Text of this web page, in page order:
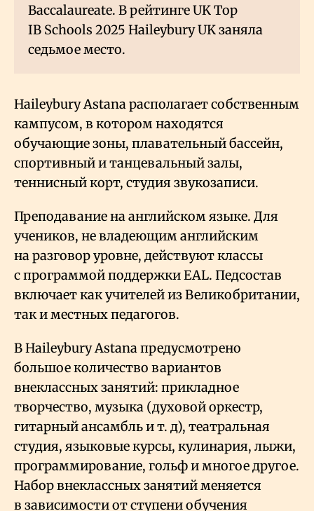
Baccalaureate. В рейтинге UK Top
IB Schools 2025 Haileybury UK заняла
седьмое место.
Haileybury Astana располагает собственным
кампусом, в котором находятся
обучающие зоны, плавательный бассейн,
спортивный и танцевальный залы,
теннисный корт, студия звукозаписи.
Преподавание на английском языке. Для
учеников, не владеющим английским
на разговор уровне, действуют классы
с программой поддержки EAL. Педсостав
включает как учителей из Великобритании,
так и местных педагогов.
В Haileybury Astana предусмотрено
большое количество вариантов
внеклассных занятий: прикладное
творчество, музыка (духовой оркестр,
гитарный ансамбль и т. д), театральная
студия, языковые курсы, кулинария, лыжи,
программирование, гольф и многое другое.
Набор внеклассных занятий меняется
в зависимости от ступени обучения